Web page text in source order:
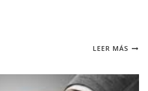
LEER MÁS